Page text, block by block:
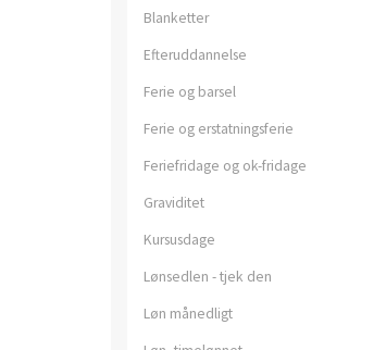
Blanketter
Efteruddannelse
Ferie og barsel
Ferie og erstatningsferie
Feriefridage og ok-fridage
Graviditet
Kursusdage
Lønsedlen - tjek den
Løn månedligt